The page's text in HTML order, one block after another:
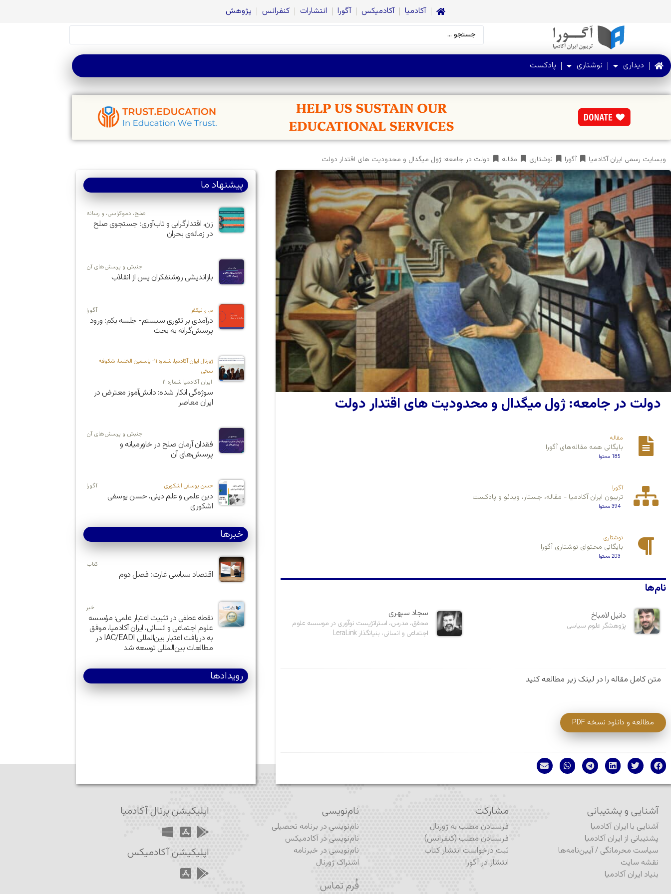
آکادمیا آکادمیکس آگورا انتشارات کنفرانس پژوهش
دیداری نوشتاری پادکست
وبسایت رسمی ایران آکادمیا آگورا نوشتاری مقاله دولت در جامعه:‌ ژول میگدال و محدودیت‌ های اقتدار دولت
دولت در جامعه:‌ ژول میگدال و محدودیت‌ های اقتدار دولت
مقاله
بایگانی همه مقاله‌های آگورا
185 محتوا
آگورا
تریبون ایران آکادمیا - مقاله، جستار، ویدئو و پادکست
394 محتوا
نوشتاری
بایگانی محتوای نوشتاری آگورا
203 محتوا
نام‌ها
دانیل لامباخ
پژوهشگر علوم سیاسی
سجاد سپهری
محقق، مدرس، استراتژیست نوآوری در موسسه علوم
اجتماعی و انسانی، بنیانگذار LeraLink
متن کامل مقاله را در لینک زیر مطالعه کنید
مطالعه و دانلود نسخه PDF
پیشنهاد ما
صلح، دموکراسی، و رسانه
زن، اقتدارگرایی و تاب‌آوری: جستجوی صلح
در زمانه‌ی بحران
جنبش و پرسش‌های آن
باز‌اندیشی روشنفکران پس از انقلاب
م. ر. نیکفر آگورا
درآمدی بر تئوری سیستم- جلسه یکم: ورود
پرسش‌گرانه به بحث
ژورنال ایران آکادمیا، شماره ۱۱- یاسمین الخنسا، شکوفه
سخی
ایران آکادمیا شماره ۱۱
سوژه‌گی انکار شده: دانش‌آموز معترض در
ایران معاصر
جنبش و پرسش‌های آن
فقدان آرمان صلح در خاورمیانه و
پرسش‌های آن
حسن یوسفی اشکوری آگورا
دین علمی و علم دینی، حسن یوسفی
اشکوری
خبرها
کتاب
اقتصاد سیاسی غارت: فصل دوم
خبر
نقطه عطفی در تثبیت اعتبار علمی: مؤسسه
علوم اجتماعی و انسانی، ایران آکادمیا، موفق
به دریافت اعتبار بین‌المللی IAC/EADI در
مطالعات بین‌المللی توسعه شد
رویدادها
آشنایی و پشتیبانی
آشنایی با ایران آکادمیا
پشتیبانی از ایران آکادمیا
سیاست محرمانگی /آیین‌نامه‌ها
نقشه سایت
بنیاد ایران آکادمیا
مشارکت
فرستادن مطلب به ژورنال
فرستادن مطلب (کنفرانس)
ثبت درخواست انتشار کتاب
انتشار در آگورا
نام‌نویسی
نام‌نویسی در برنامه تحصیلی
نام‌نویسی در آکادمیکس
نام‌نویسی در خبرنامه
اشتراک ژورنال
فُرم تماس
اپلیکیشن پرتال آکادمیا
اپلیکیشن آکادمیکس